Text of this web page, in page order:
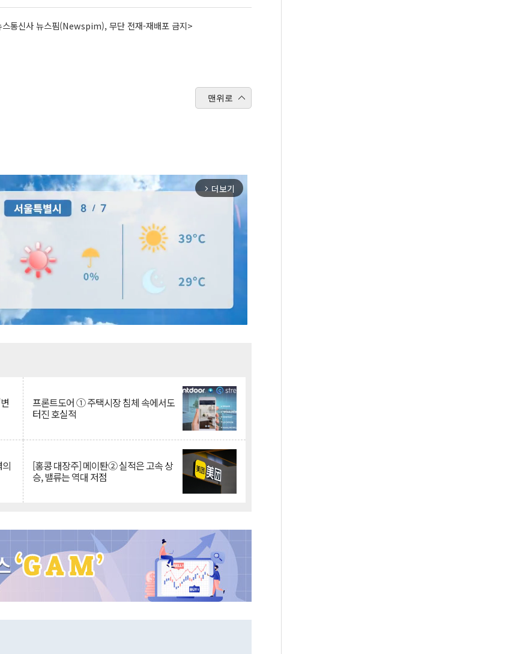
통신사 뉴스핌(Newspim), 무단 전재-재배포 금지>
맨위로
arrow_forward_ios 더보기
프론트도어 ① 주택시장 침체 속에서도
터진 호실적
[홍콩 대장주] 메이퇀② 실적은 고속 상
승, 밸류는 역대 저점